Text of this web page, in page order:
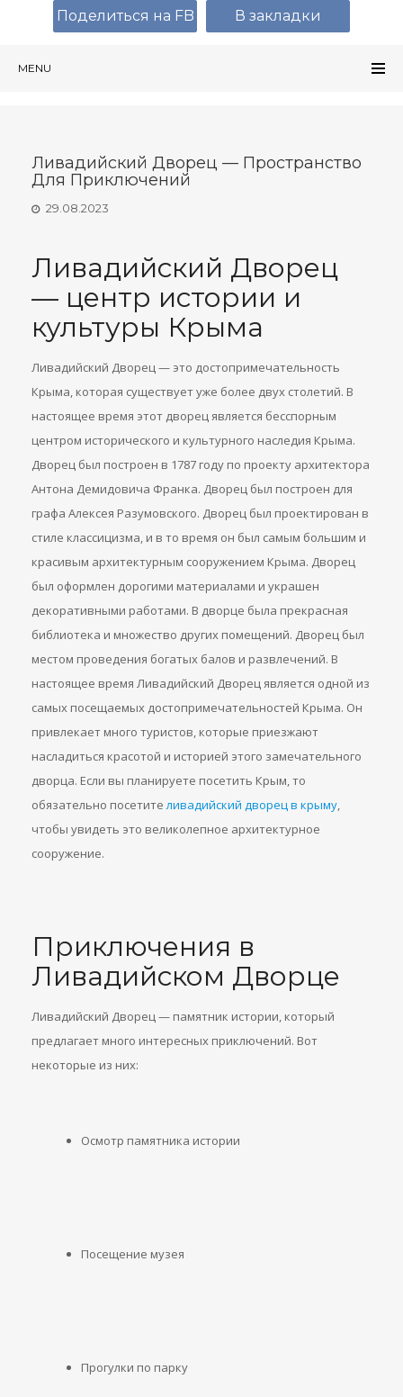
MENU
Ливадийский Дворец — Пространство
Для Приключений
29.08.2023
Ливадийский Дворец
— центр истории и
культуры Крыма
Ливадийский Дворец — это достопримечательность
Крыма, которая существует уже более двух столетий. В
настоящее время этот дворец является бесспорным
центром исторического и культурного наследия Крыма.
Дворец был построен в 1787 году по проекту архитектора
Антона Демидовича Франка. Дворец был построен для
графа Алексея Разумовского. Дворец был проектирован в
стиле классицизма, и в то время он был самым большим и
красивым архитектурным сооружением Крыма. Дворец
был оформлен дорогими материалами и украшен
декоративными работами. В дворце была прекрасная
библиотека и множество других помещений. Дворец был
местом проведения богатых балов и развлечений. В
настоящее время Ливадийский Дворец является одной из
самых посещаемых достопримечательностей Крыма. Он
привлекает много туристов, которые приезжают
насладиться красотой и историей этого замечательного
дворца. Если вы планируете посетить Крым, то
обязательно посетителивадийский дворец в крыму,
чтобы увидеть это великолепное архитектурное
сооружение.
Приключения в
Ливадийском Дворце
Ливадийский Дворец — памятник истории, который
предлагает много интересных приключений. Вот
некоторые из них:
Осмотр памятника истории
Посещение музея
Прогулки по парку
Поделиться на FB В закладки